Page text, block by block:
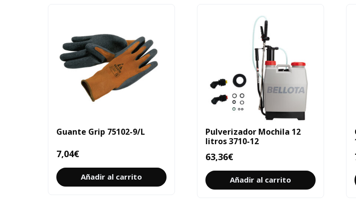
Guante Grip 75102-9/L
7,04€
Añadir al carrito
Pulverizador Mochila 12
litros 3710-12
63,36€
Añadir al carrito